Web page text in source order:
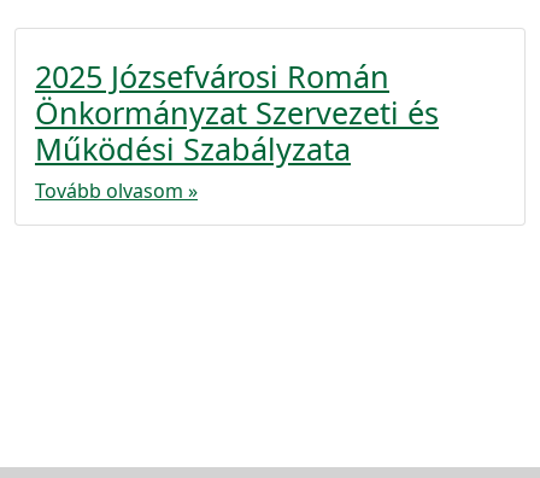
2025 Józsefvárosi Román
Önkormányzat Szervezeti és
Működési Szabályzata
Tovább olvasom »